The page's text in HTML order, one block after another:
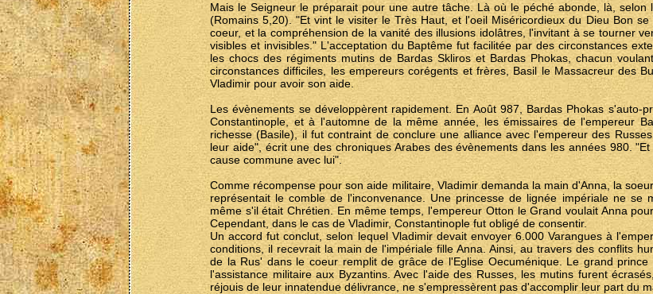
Mais le Seigneur le préparait pour une autre tâche. Là où le péché abonde, là,
(Romains 5,20). "Et vint le visiter le Très Haut, et l'oeil Miséricordieux du Dieu Bon
coeur, et la compréhension de la vanité des illusions idolâtres, l'invitant à se tourner
visibles et invisibles." L'acceptation du Baptême fut facilitée par des circonstances
les chocs des régiments mutins de Bardas Skliros et Bardas Phokas, chacun
circonstances difficiles, les empereurs corégents et frères, Basil le Massacreur des
Vladimir pour avoir son aide.
Les évènements se développèrent rapidement. En Août 987, Bardas Phokas s'auto-
Constantinople, et à l'automne de la même année, les émissaires de l'empereur
richesse (Basile), il fut contraint de conclure une alliance avec l'empereur des
leur aide", écrit une des chroniques Arabes des évènements dans les années 980.
cause commune avec lui".
Comme récompense pour son aide militaire, Vladimir demanda la main d'Anna, la
représentait le comble de l'inconvenance. Une princesse de lignée impériale ne se
même s'il était Chrétien. En même temps, l'empereur Otton le Grand voulait Anna
Cependant, dans le cas de Vladimir, Constantinople fut obligé de consentir.
Un accord fut conclut, selon lequel Vladimir devait envoyer 6.000 Varangues à
conditions, il recevrait la main de l'impériale fille Anna. Ainsi, au travers des conflits
de la Rus' dans le coeur remplit de grâce de l'Eglise Oecuménique. Le grand
l'assistance militaire aux Byzantins. Avec l'aide des Russes, les mutins furent
réjouis de leur innatendue délivrance, ne s'empressèrent pas d'accomplir leur part du